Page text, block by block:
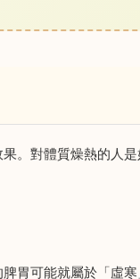
。對體質燥熱的人
胃可能就屬於「虛